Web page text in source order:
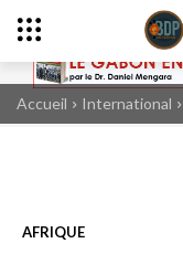
Accueil International
AFRIQUE